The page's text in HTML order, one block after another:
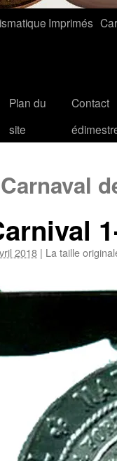
Imprimés
Plan du
site
Contact
2018 | La taille